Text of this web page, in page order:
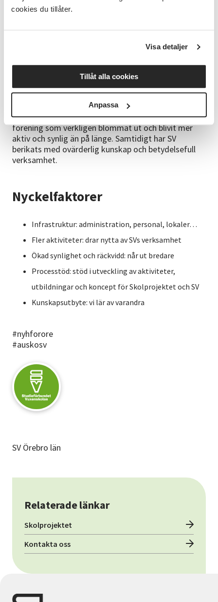
cookies du tillåter.
Visa detaljer
Tillåt alla cookies
Anpassa
och vi har blivit inbjudna att delta i viktiga forum
Föreningsutveckling
Samarbetet mellan Autism Örebro län och SV Örebro
län har breddat föreningens verksamhet, genererat
fler aktiviteter och nya medlemmar. Här ser vi en
förening som verkligen blommat ut och blivit mer
aktiv och synlig än på länge. Samtidigt har SV
berikats med ovärderlig kunskap och betydelsefull
verksamhet.
Nyckelfaktorer
Infrastruktur: administration, personal, lokaler…
Fler aktiviteter: drar nytta av SVs verksamhet
Ökad synlighet och räckvidd: når ut bredare
Processtöd: stöd i utveckling av aktiviteter,
utbildningar och koncept för Skolprojektet och SV
Kunskapsutbyte: vi lär av varandra
#nyhforore
#auskosv
SV Örebro län
Relaterade länkar
Skolprojektet
Kontakta oss